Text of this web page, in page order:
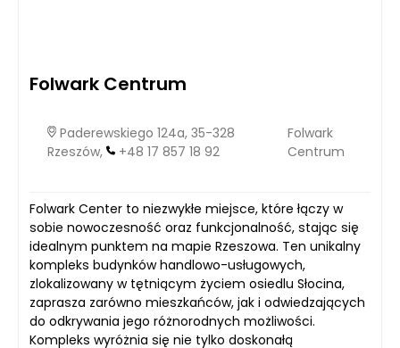
Folwark Centrum
Paderewskiego 124a, 35-328
Rzeszów,
+48 17 857 18 92
Folwark
Centrum
Folwark Center to niezwykłe miejsce, które łączy w
sobie nowoczesność oraz funkcjonalność, stając się
idealnym punktem na mapie Rzeszowa. Ten unikalny
kompleks budynków handlowo-usługowych,
zlokalizowany w tętniącym życiem osiedlu Słocina,
zaprasza zarówno mieszkańców, jak i odwiedzających
do odkrywania jego różnorodnych możliwości.
Kompleks wyróżnia się nie tylko doskonałą